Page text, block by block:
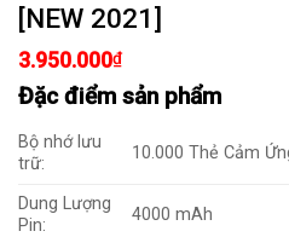
[NEW 2021]
3.950.000₫
Đặc điểm sản phẩm
Bộ nhớ lưu
trữ:
10.000 Thẻ Cảm
Dung Lượng
Pin:
4000 mAh